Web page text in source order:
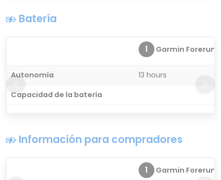
Batería
1 Garmin
Autonomía
13 hours
Capacidad de la batería
Información para compradores
1 Garmin